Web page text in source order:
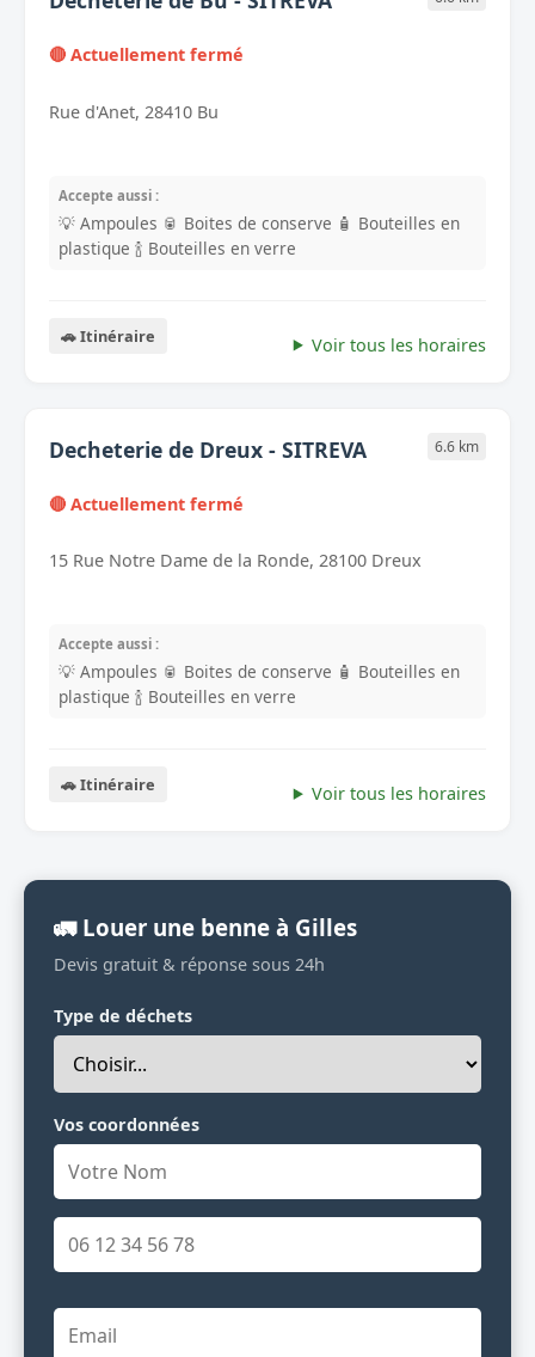
🔴 Actuellement fermé
Rue d'Anet, 28410 Bu
Accepte aussi :
💡 Ampoules 🥫 Boites de conserve 🧴 Bouteilles en
plastique 🍾 Bouteilles en verre
🚗 Itinéraire Voir tous les horaires
Decheterie de Dreux - SITREVA 6.6 km
🔴 Actuellement fermé
15 Rue Notre Dame de la Ronde, 28100 Dreux
Accepte aussi :
💡 Ampoules 🥫 Boites de conserve 🧴 Bouteilles en
plastique 🍾 Bouteilles en verre
🚗 Itinéraire Voir tous les horaires
🚛 Louer une benne à Gilles
Devis gratuit & réponse sous 24h
Type de déchets
Vos coordonnées